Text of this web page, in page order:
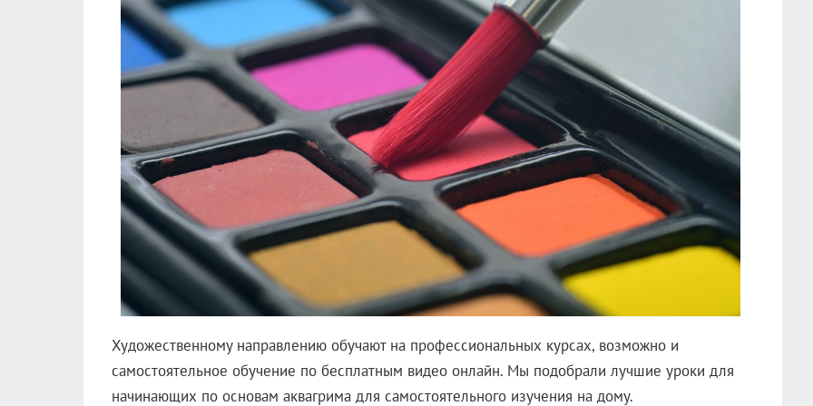
Художественному направлению обучают на профессиональных курсах, возможно и
самостоятельное обучение по бесплатным видео онлайн. Мы подобрали лучшие уроки для
начинающих по основам аквагрима для самостоятельного изучения на дому.